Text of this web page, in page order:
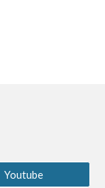
Youtube